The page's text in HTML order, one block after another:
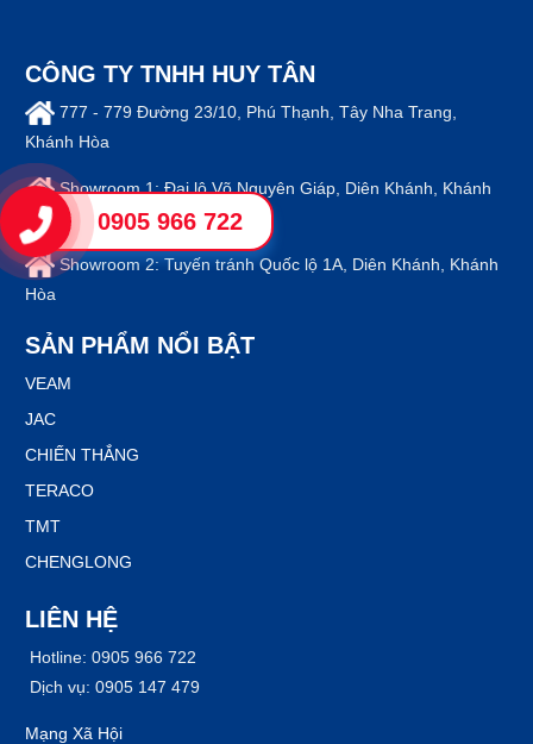
CÔNG TY TNHH HUY TÂN
777 - 779 Đường 23/10, Phú Thạnh, Tây Nha Trang,
Khánh Hòa
Showroom 1: Đại lộ Võ Nguyên Giáp, Diên Khánh, Khánh
Hòa
Showroom 2: Tuyến tránh Quốc lộ 1A, Diên Khánh, Khánh
Hòa
SẢN PHẨM NỔI BẬT
VEAM
JAC
CHIẾN THẮNG
TERACO
TMT
CHENGLONG
LIÊN HỆ
Hotline: 0905 966 722
Dịch vụ: 0905 147 479
Mạng Xã Hội
0905 966 722